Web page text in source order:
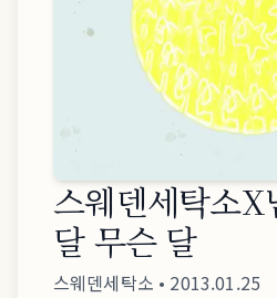
스웨덴세탁소
달 무슨 달
스웨덴세탁소 • 2013.01.25